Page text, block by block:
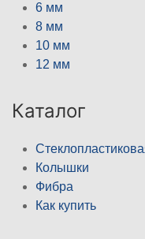
6 мм
8 мм
10 мм
12 мм
Каталог
Колышки
Фибра
Как купить